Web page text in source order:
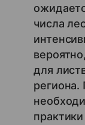
числа
для
региона.